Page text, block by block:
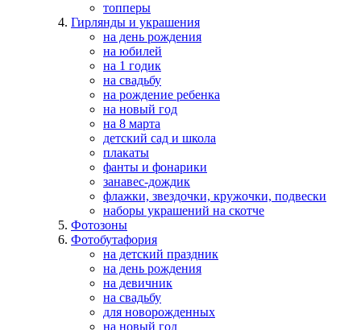
топперы
Гирлянды и украшения
на день рождения
на юбилей
на 1 годик
на свадьбу
на рождение ребенка
на новый год
на 8 марта
детский сад и школа
плакаты
фанты и фонарики
занавес-дождик
флажки, звездочки, кружочки, подвески
наборы украшений на скотче
Фотозоны
Фотобутафория
на детский праздник
на день рождения
на девичник
на свадьбу
для новорожденных
на новый год